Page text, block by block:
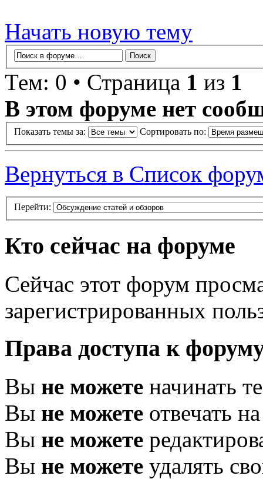
Начать новую тему
Тем: 0 • Страница 1 из 1
В этом форуме нет
Показать темы за: Сортировать по:
Вернуться в Список
Перейти:
Кто сейчас на форуме
Сейчас этот форум
зарегистрированных
Права доступа к
Вы не можете начинать
Вы не можете отвечать
Вы не можете
Вы не можете удалять